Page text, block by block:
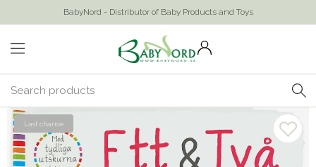
BabyNord - Distributor of Baby Products and Toys
Last chance